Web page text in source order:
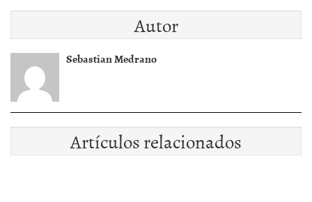
Autor
Sebastian Medrano
Artículos relacionados